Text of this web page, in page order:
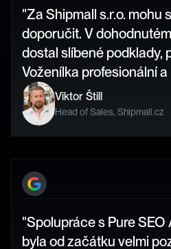
"Za Shipmall s.r.o. mohu
doporučit. V
dostal slíbené podklady,
Voženílka profesionální a
Viktor Štill
Head of Sales, Shipmall.cz
"Spolupráce s Pure
byla od začátku velmi